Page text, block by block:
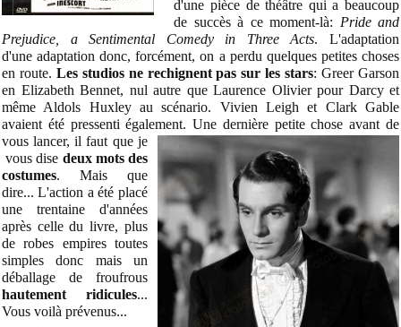
d'une pièce de théâtre qui a beaucoup
de succès à ce moment-là: Pride and
Prejudice, a Sentimental Comedy in Three Acts. L'adaptation
d'une adaptation donc, forcément, on a perdu quelques petites choses
en route. Les studios ne rechignent pas sur les stars: Greer Garson
en Elizabeth Bennet, nul autre que Laurence Olivier pour Darcy et
même Aldols Huxley au scénario. Vivien Leigh et Clark Gable
avaient été pressenti également. Une dernière petite chose avant de
vous lancer, il faut que je
vous dise deux mots des
costumes. Mais que
dire... L'action a été placé
une trentaine d'années
après celle du livre, plus
de robes empires toutes
simples donc mais un
déballage de froufrous
hautement ridicules...
Vous voilà prévenus...